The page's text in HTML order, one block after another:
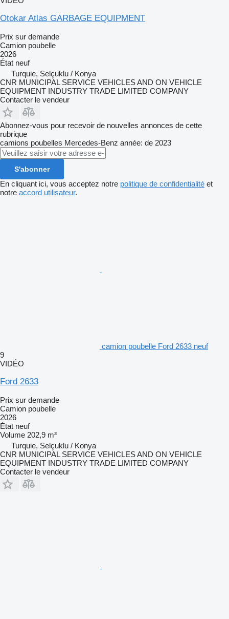
Otokar Atlas GARBAGE EQUIPMENT
Prix sur demande
Camion poubelle
2026
État neuf
Turquie, Selçuklu / Konya
CNR MUNICIPAL SERVICE VEHICLES AND ON VEHICLE
EQUIPMENT INDUSTRY TRADE LIMITED COMPANY
Contacter le vendeur
Abonnez-vous pour recevoir de nouvelles annonces de cette
rubrique
camions poubelles Mercedes-Benz année: de 2023
S'abonner
En cliquant ici, vous acceptez notre politique de confidentialité et
notre accord utilisateur.
camion poubelle Ford 2633 neuf
9
VIDÉO
Ford 2633
Prix sur demande
Camion poubelle
2026
État neuf
Volume 202,9 m³
Turquie, Selçuklu / Konya
CNR MUNICIPAL SERVICE VEHICLES AND ON VEHICLE
EQUIPMENT INDUSTRY TRADE LIMITED COMPANY
Contacter le vendeur